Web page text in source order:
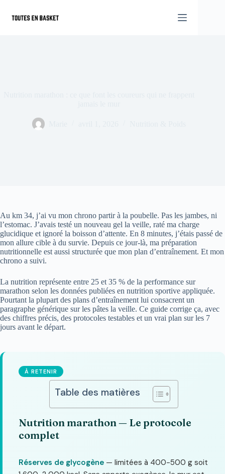
contenu
Au km 34, j’ai vu mon chrono partir à la poubelle. Pas les jambes, ni
l’estomac. J’avais testé un nouveau gel la veille, raté ma charge
glucidique et ignoré la boisson d’attente. En 8 minutes, j’étais passé de
mon allure cible à du survie. Depuis ce jour-là, ma préparation
nutritionnelle est aussi structurée que mon plan d’entraînement. Et mon
chrono a suivi.
La nutrition représente entre 25 et 35 % de la performance sur
marathon selon les données publiées en nutrition sportive appliquée.
Pourtant la plupart des plans d’entraînement lui consacrent un
paragraphe générique sur les pâtes la veille. Ce guide corrige ça, avec
des chiffres précis, des protocoles testables et un vrai plan sur les 7
jours avant le départ.
À RETENIR
Table des matières
Nutrition marathon — Le protocole
complet
Réserves de glycogène — limitées à 400-500 g soit